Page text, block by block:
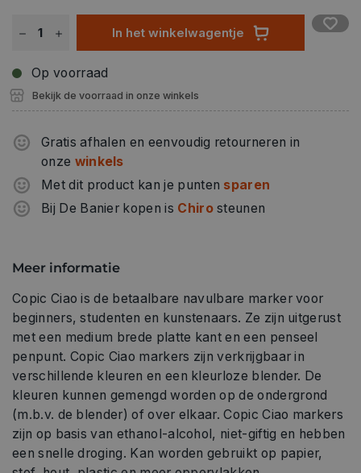
zijn op basis van ethanol-alcohol, niet-giftig en hebben
een snelle droging. Kan worden gebruikt op papier,
stof, hout, plastic en meer oppervlakken.
In het winkelwagentje
Op voorraad
Bekijk de voorraad in onze winkels
Gratis afhalen en eenvoudig retourneren in
onze winkels
Met dit product kan je punten sparen
Bij De Banier kopen is Chirosteunen
Meer informatie
Copic Ciao is de betaalbare navulbare marker voor
beginners, studenten en kunstenaars. Ze zijn uitgerust
met een medium brede platte kant en een penseel
penpunt. Copic Ciao markers zijn verkrijgbaar in
verschillende kleuren en een kleurloze blender. De
kleuren kunnen gemengd worden op de ondergrond
(m.b.v. de blender) of over elkaar. Copic Ciao markers
zijn op basis van ethanol-alcohol, niet-giftig en hebben
een snelle droging. Kan worden gebruikt op papier,